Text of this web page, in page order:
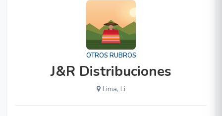
OTROS RUBROS
J&R Distribuciones
Lima, Li